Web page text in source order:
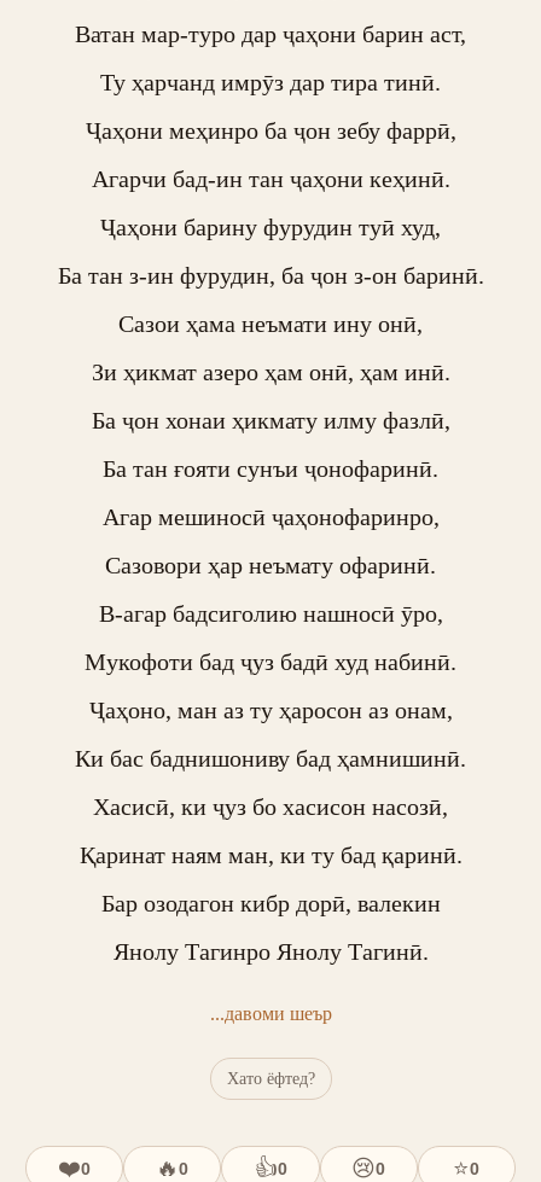
Ватан мар-туро дар ҷаҳони барин аст,
Ту ҳарчанд имрӯз дар тира тинӣ.
Ҷаҳони меҳинро ба ҷон зебу фаррӣ,
Агарчи бад-ин тан ҷаҳони кеҳинӣ.
Ҷаҳони барину фурудин туӣ худ,
Ба тан з-ин фурудин, ба ҷон з-он баринӣ.
Сазои ҳама неъмати ину онӣ,
Зи ҳикмат азеро ҳам онӣ, ҳам инӣ.
Ба ҷон хонаи ҳикмату илму фазлӣ,
Ба тан ғояти сунъи ҷонофаринӣ.
Агар мешиносӣ ҷаҳонофаринро,
Сазовори ҳар неъмату офаринӣ.
В-агар бадсиголию нашносӣ ӯро,
Мукофоти бад ҷуз бадӣ худ набинӣ.
Ҷаҳоно, ман аз ту ҳаросон аз онам,
Ки бас баднишониву бад ҳамнишинӣ.
Хасисӣ, ки ҷуз бо хасисон насозӣ,
Қаринат наям ман, ки ту бад қаринӣ.
Бар озодагон кибр дорӣ, валекин
Янолу Тагинро Янолу Тагинӣ.
...давоми шеър
Хато ёфтед?
❤️0 🔥0 👍0 😢0 ⭐0